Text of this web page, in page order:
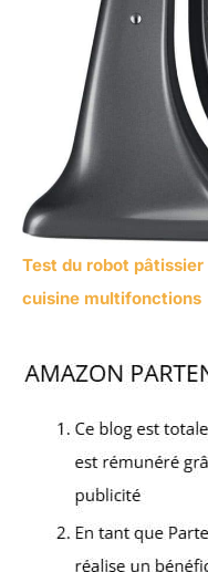
Test du robot
cuisine multifonctions